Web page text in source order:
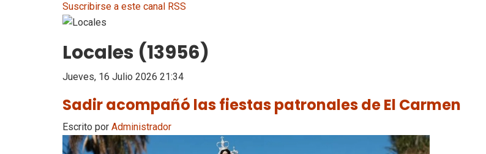
Suscribirse a este canal RSS
Locales (13956)
Jueves, 16 Julio 2026 21:34
Sadir acompañó las fiestas patronales de El Carmen
Escrito por Administrador